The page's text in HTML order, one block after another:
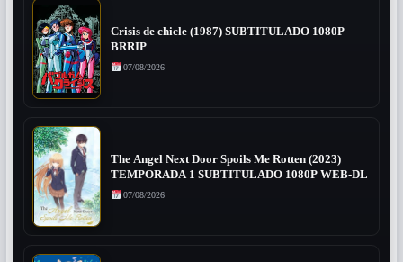
Crisis de chicle (1987) SUBTITULADO 1080P
BRRIP
07/08/2026
The Angel Next Door Spoils Me Rotten (2023)
TEMPORADA 1 SUBTITULADO 1080P WEB-DL
07/08/2026